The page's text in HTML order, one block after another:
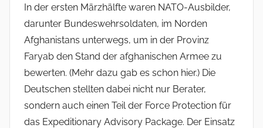
In der ersten Märzhälfte waren NATO-Ausbilder,
darunter Bundeswehrsoldaten, im Norden
Afghanistans unterwegs, um in der Provinz
Faryab den Stand der afghanischen Armee zu
bewerten. (Mehr dazu gab es schon hier.) Die
Deutschen stellten dabei nicht nur Berater,
sondern auch einen Teil der Force Protection für
das Expeditionary Advisory Package. Der Einsatz